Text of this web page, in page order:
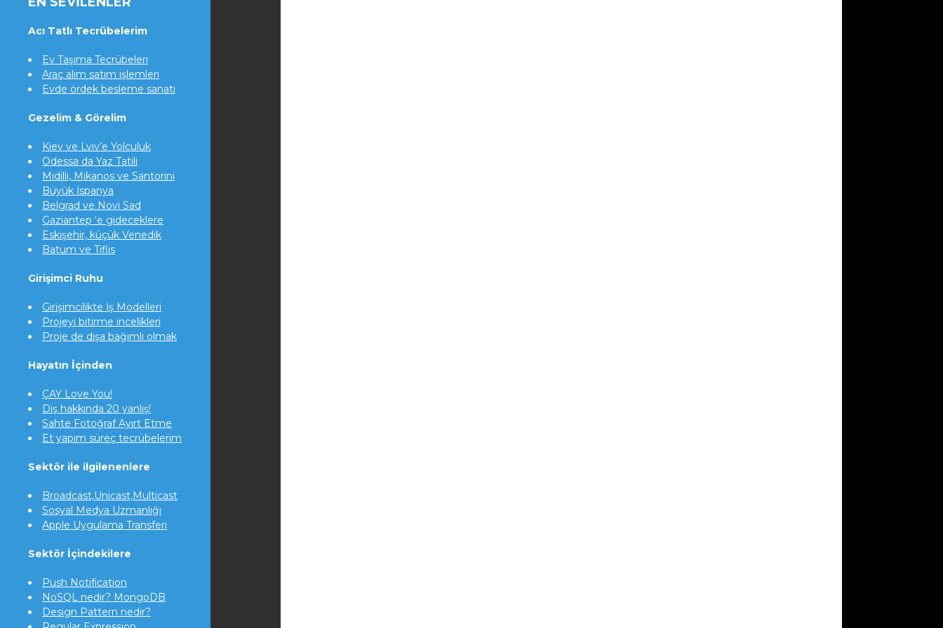
Acı Tatlı Tecrübelerim
Ev Taşıma Tecrübeleri
Araç alım satım işlemleri
Evde ördek besleme sanatı
Gezelim & Görelim
Kiev ve Lviv’e Yolculuk
Odessa da Yaz Tatili
Midilli, Mikanos ve Santorini
Büyük İspanya
Belgrad ve Novi Sad
Gaziantep ‘e gideceklere
Eskişehir, küçük Venedik
Batum ve Tiflis
Girişimci Ruhu
Girişimcilikte İş Modelleri
Projeyi bitirme incelikleri
Proje de dışa bağımlı olmak
Hayatın İçinden
ÇAY Love You!
Diş hakkında 20 yanlış!
Sahte Fotoğraf Ayırt Etme
Et yapım süreç tecrübelerim
Sektör ile ilgilenenlere
Broadcast,Unicast,Multicast
Sosyal Medya Uzmanlığı
Apple Uygulama Transferi
Sektör İçindekilere
Push Notification
NoSQL nedir? MongoDB
Design Pattern nedir?